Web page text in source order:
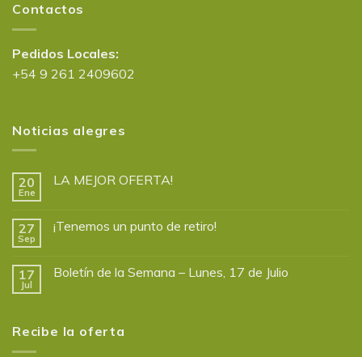
Contactos
Pedidos Locales:
+54 9 261 2409602
Noticias alegres
20
Ene
LA MEJOR OFERTA!
27
Sep
¡Tenemos un punto de retiro!
17
Jul
Boletín de la Semana – Lunes, 17 de Julio
Recibe la oferta